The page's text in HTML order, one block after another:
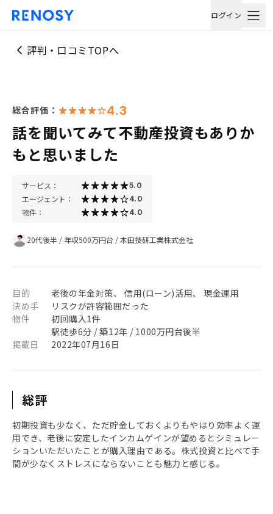
ログイン
評判・口コミTOPへ
総合評価： 4.3
話を聞いてみて不動産投資もありか
もと思いました
サービス： 5.0
エージェント： 4.0
物件： 4.0
20代後半 / 年収500万円台 /本田技研工業株式会社
目的
老後の年金対策、 信用(ローン)活用、 現金運用
決め手
リスクが許容範囲だった
物件
初回購入1件
駅徒歩6分 / 築12年 / 1000万円台後半
掲載日
2022年07月16日
総評
初期投資も少なく、ただ貯金しておくよりもやはり効率よく運
用でき、老後に安定したインカムゲインが望めるとシミュレー
ションいただいたことが購入理由である。株式投資と比べて手
間が少なくストレスにならないことも魅力と感じる。